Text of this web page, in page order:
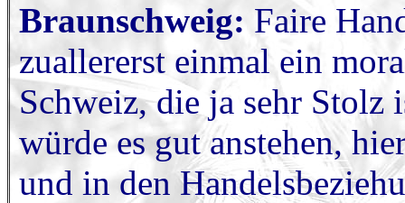
Braunschweig: Faire
zuallererst einmal ein
Schweiz, die ja sehr Stolz
würde es gut anstehen,
und in den